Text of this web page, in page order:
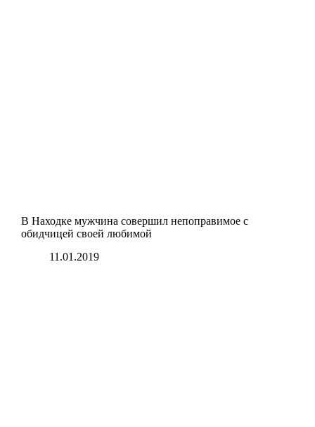
В Находке мужчина совершил непоправимое с
обидчицей своей любимой
11.01.2019